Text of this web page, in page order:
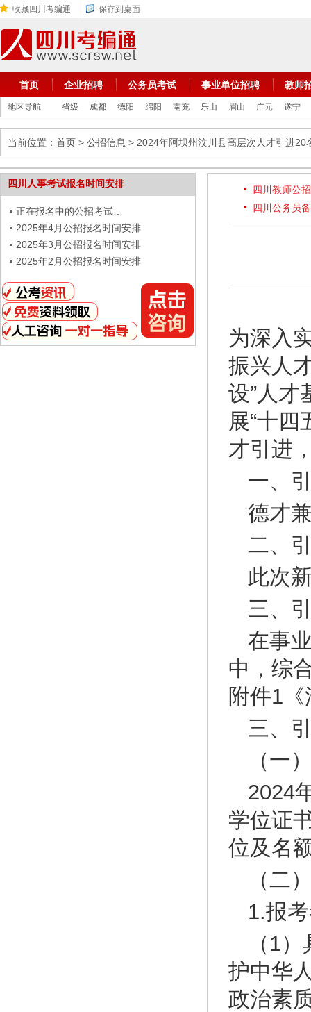
收藏四川考编通 保存到桌面
首页 企业招聘 公务员考试 事业单位招聘 教师
地区导航 省级 成都 德阳 绵阳 南充 乐山 眉山 广元 遂宁
当前位置： 首页 > 公招信息 > 2024年阿坝州汶川县高层次人才引进20
四川人事考试报名时间安排
正在报名中的公招考试…
2025年4月公招报名时间安排
2025年3月公招报名时间安排
2025年2月公招报名时间安排
四川教师公
四川公务员
为深入
振兴人
设”人才
展“十四
才引进
一、
德才
二、
此次
三、
在事
中，综
附件1
三、
（一
2024
学位证
位及名
（二
1.报
（1
护中华
政治素